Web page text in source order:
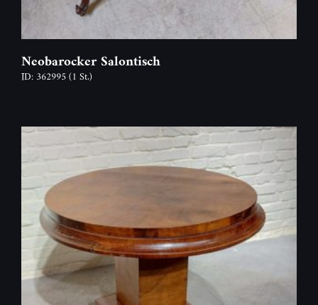
Neobarocker Salontisch
ID: 362995(1 St.)